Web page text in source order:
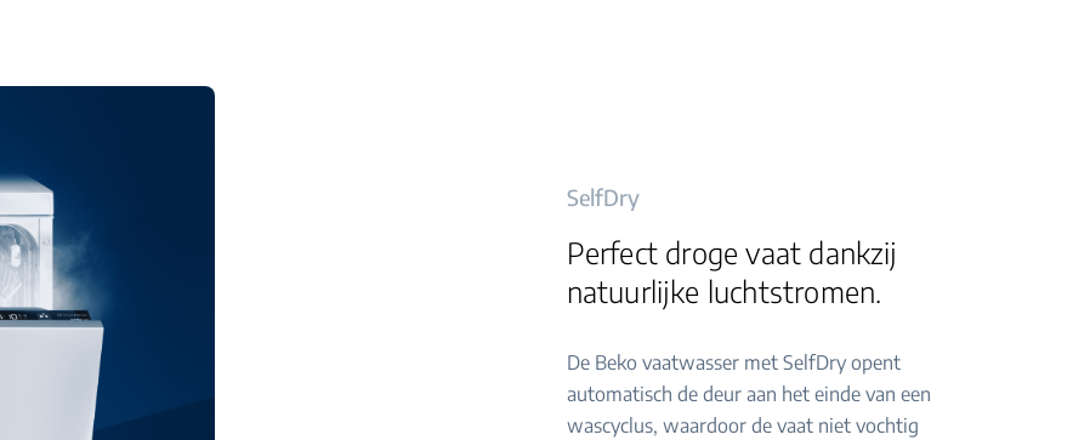
SelfDry
Perfect droge vaat dankzij
natuurlijke luchtstromen.
De Beko vaatwasser met SelfDry opent
automatisch de deur aan het einde van een
wascyclus, waardoor de vaat niet vochtig